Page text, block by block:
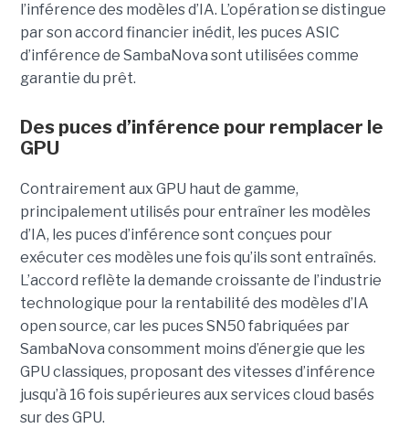
l’inférence des modèles d’IA. L’opération se distingue
par son accord financier inédit, les puces ASIC
d’inférence de SambaNova sont utilisées comme
garantie du prêt.
Des puces d’inférence pour remplacer le
GPU
Contrairement aux GPU haut de gamme,
principalement utilisés pour entraîner les modèles
d’IA, les puces d’inférence sont conçues pour
exécuter ces modèles une fois qu’ils sont entraînés.
L’accord reflète la demande croissante de l’industrie
technologique pour la rentabilité des modèles d’IA
open source, car les puces SN50 fabriquées par
SambaNova consomment moins d’énergie que les
GPU classiques, proposant des vitesses d’inférence
jusqu’à 16 fois supérieures aux services cloud basés
sur des GPU.